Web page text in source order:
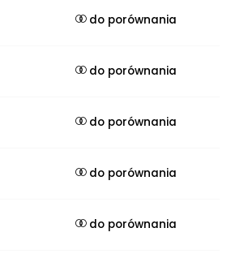
do porównania
do porównania
do porównania
do porównania
do porównania